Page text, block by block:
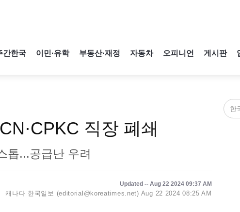
간한국 이민·유학 부동산·재정 자동차 오피니언 게시판
직장 폐쇄
톱...공급난 우려
Updated -- Aug 22 2024 09:37 AM
캐나다 한국일보 (editorial@koreatimes.net) Aug 22 2024 08:25 AM